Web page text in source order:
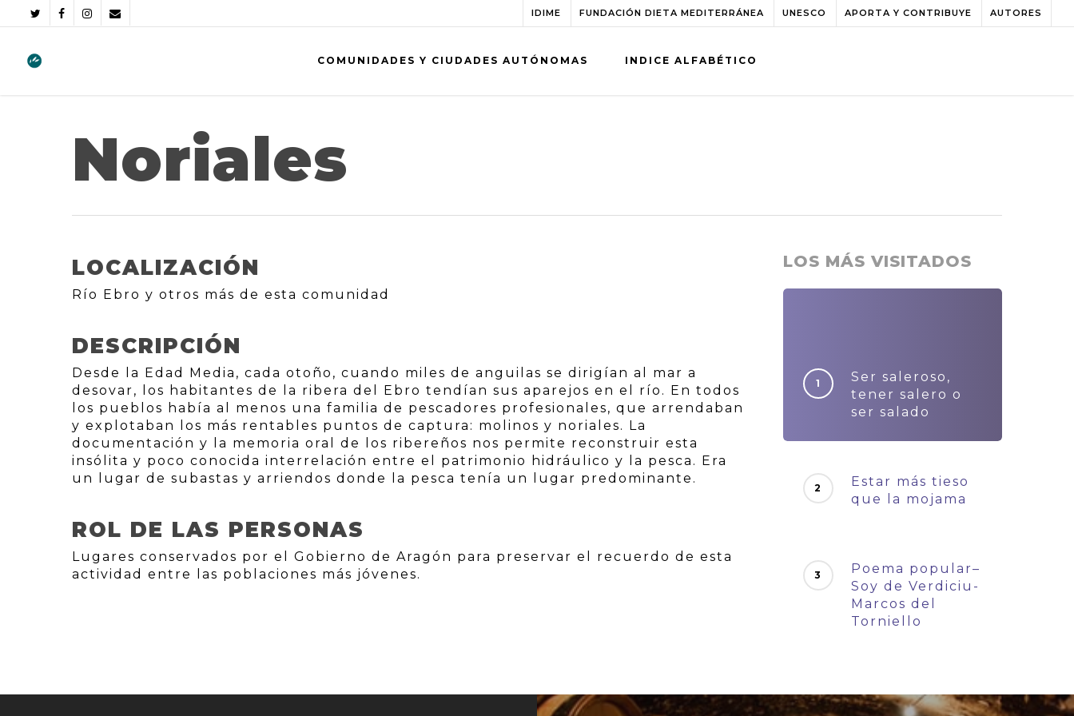
IDIME FUNDACIÓN DIETA MEDITERRÁNEA UNESCO APORTA Y CONTRIBUYE AUTORES
COMUNIDADES Y CIUDADES AUTÓNOMAS INDICE ALFABÉTICO
Noriales
LOCALIZACIÓN
Río Ebro y otros más de esta comunidad
DESCRIPCIÓN
Desde la Edad Media, cada otoño, cuando miles de anguilas se dirigían al mar a
desovar, los habitantes de la ribera del Ebro tendían sus aparejos en el río. En todos
los pueblos había al menos una familia de pescadores profesionales, que arrendaban
y explotaban los más rentables puntos de captura: molinos y noriales. La
documentación y la memoria oral de los ribereños nos permite reconstruir esta
insólita y poco conocida interrelación entre el patrimonio hidráulico y la pesca. Era
un lugar de subastas y arriendos donde la pesca tenía un lugar predominante.
ROL DE LAS PERSONAS
Lugares conservados por el Gobierno de Aragón para preservar el recuerdo de esta
actividad entre las poblaciones más jóvenes.
LOS MÁS VISITADOS
Ser saleroso,
tener salero o
ser salado
Estar más tieso
que la mojama
Poema popular–
Soy de Verdiciu-
Marcos del
Torniello